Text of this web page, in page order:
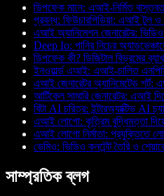
ডিপফেক মানে: এআই-নির্মিত
প্রবন্ধ: ফিউচারপিডিয়া: এআই টুল
এআই অ্যানিমেশন জেনারেটর: ভিডিও
Deep Io: পানির নিচের
ডিপফেক কী? ডিজিটাল বিভ্রমের
ইনওয়ার্ল্ড এআই: এআই-চালিত
এআই জেনারেটর অ্যানিমেটেড শর্ট:
আর্টিকেল সামারি জেনারেটর: এআই
বিটা AI চরিত্র: ইন্টারঅ্যাক্টিভ AI
এআই লোগো: কৃত্রিম বুদ্ধিমত্তা
এআই লোগো নির্মাতা: প্রযুক্তিতে
ভেমিও: ভিডিও কনটেন্ট তৈরি ও
সাম্প্রতিক ব্লগ